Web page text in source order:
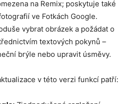
na Remix; poskytuje také
ve Fotkách Google.
vybrat obrázek a požádat o
textových pokynů –
brýle nebo upravit úsměvy.
v této verzi funkcí patří: